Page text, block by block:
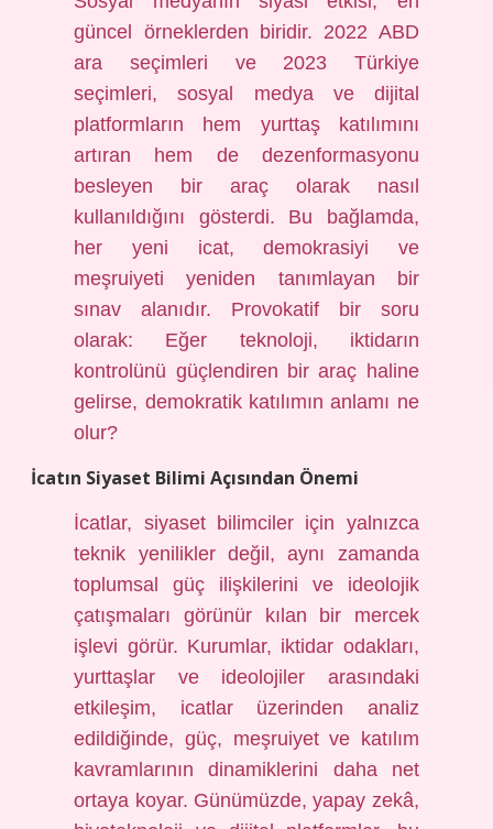
güncel örneklerden biridir. 2022 ABD
ara seçimleri ve 2023 Türkiye
seçimleri, sosyal medya ve dijital
platformların hem yurttaş katılımını
artıran hem de dezenformasyonu
besleyen bir araç olarak nasıl
kullanıldığını gösterdi. Bu bağlamda,
her yeni icat, demokrasiyi ve
meşruiyeti yeniden tanımlayan bir
sınav alanıdır. Provokatif bir soru
olarak: Eğer teknoloji, iktidarın
kontrolünü güçlendiren bir araç haline
gelirse, demokratik katılımın anlamı ne
olur?
İcatın Siyaset Bilimi Açısından Önemi
İcatlar, siyaset bilimciler için yalnızca
teknik yenilikler değil, aynı zamanda
toplumsal güç ilişkilerini ve ideolojik
çatışmaları görünür kılan bir mercek
işlevi görür. Kurumlar, iktidar odakları,
yurttaşlar ve ideolojiler arasındaki
etkileşim, icatlar üzerinden analiz
edildiğinde, güç, meşruiyet ve katılım
kavramlarının dinamiklerini daha net
ortaya koyar. Günümüzde, yapay zekâ,